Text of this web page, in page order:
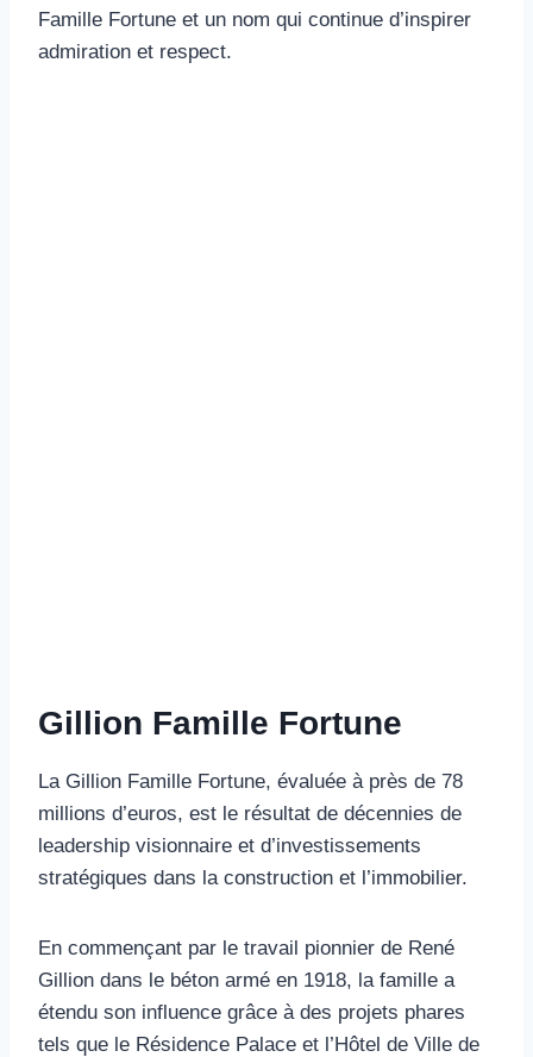
Famille Fortune et un nom qui continue d’inspirer
admiration et respect.
Gillion Famille Fortune
La Gillion Famille Fortune, évaluée à près de 78
millions d’euros, est le résultat de décennies de
leadership visionnaire et d’investissements
stratégiques dans la construction et l’immobilier.
En commençant par le travail pionnier de René
Gillion dans le béton armé en 1918, la famille a
étendu son influence grâce à des projets phares
tels que le Résidence Palace et l’Hôtel de Ville de